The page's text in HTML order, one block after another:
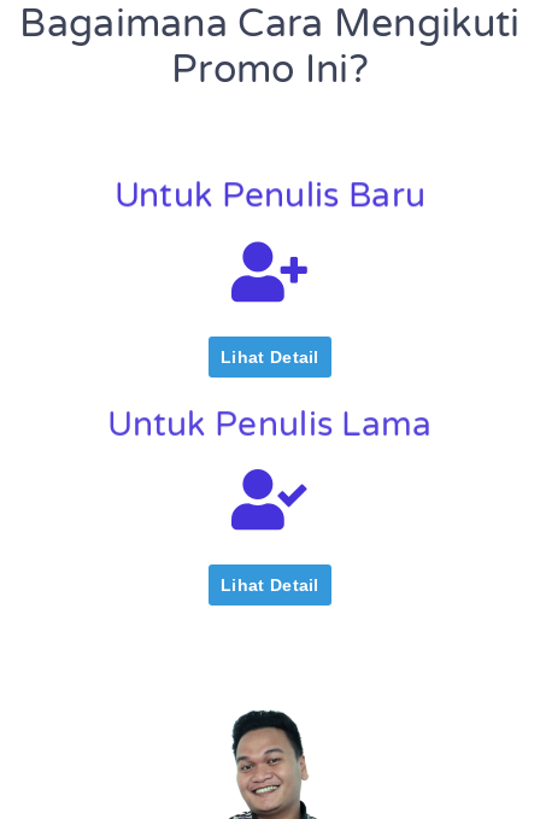
Bagaimana Cara Mengikuti
Promo Ini?
Untuk Penulis Baru
Untuk Penulis Lama